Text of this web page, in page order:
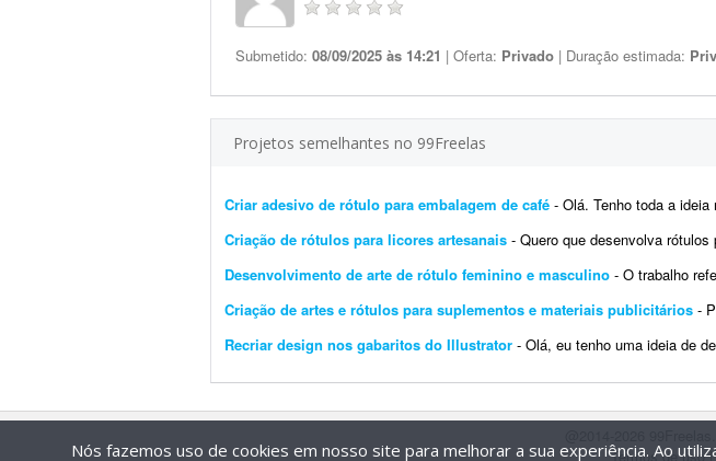
Submetido: 08/09/2025 às 14:21 | Oferta: Privado | Duração estimada:
Projetos semelhantes no 99Freelas
Criar adesivo de rótulo para embalagem de café - Olá. Tenho toda a ideia na cabeça:
Criação de rótulos para licores artesanais - Quero que desenvolva rótulos para
Desenvolvimento de arte de rótulo feminino e masculino - O trabalho refere-se ao
Criação de artes e rótulos para suplementos e materiais publicitários -
Recriar design nos gabaritos do Illustrator - Olá, eu tenho uma ideia de design pronta de 3
Termos de uso|
Nós fazemos uso de cookies em nosso site para melhorar a sua experiência. Ao